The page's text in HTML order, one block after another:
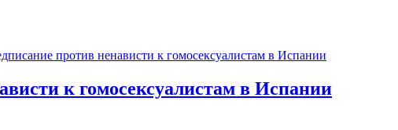
против ненависти к гомосексуалистам в Испании
к гомосексуалистам в Испании